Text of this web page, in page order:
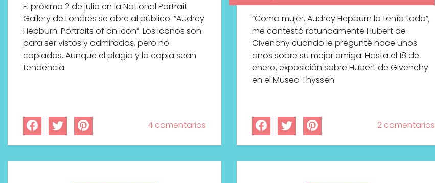
El próximo 2 de julio en la National Portrait
Gallery de Londres se abre al público: “Audrey
Hepburn: Portraits of an Icon”. Los iconos son
para ser vistos y admirados, pero no
copiados. Aunque el plagio y la copia sean
tendencia.
4 comentarios
“Como mujer, Audrey Hepburn lo tenía todo”,
me contestó rotundamente Hubert de
Givenchy cuando le pregunté hace unos
años sobre su mejor amiga. Hasta el 18 de
enero, exposición sobre Hubert de Givenchy
en el Museo Thyssen.
2 comentarios
profesional va desde las
cabinas a tu rutina diaria
tópico se han convertido en
uno de los productos de
bienestar más buscados